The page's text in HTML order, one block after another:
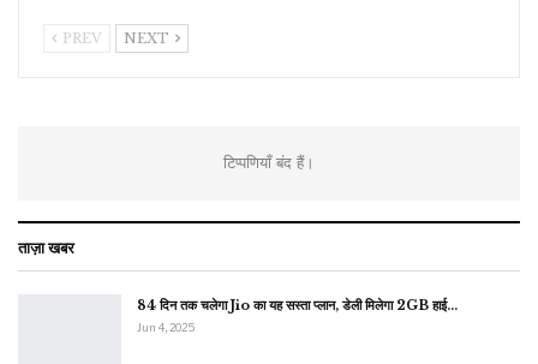
PREV NEXT
टिप्पणियाँ बंद हैं।
ताज़ा खबर
84 दिन तक चलेगा Jio का यह सस्ता प्लान, डेली मिलेगा 2GB हाई…
Jun 4, 2025